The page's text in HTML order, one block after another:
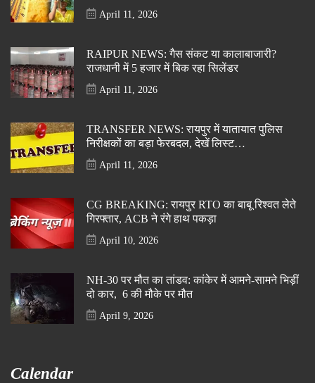
April 11, 2026
RAIPUR NEWS: गैस संकट या कालाबाजारी?
राजधानी में 5 हजार में बिक रहा सिलेंडर
April 11, 2026
TRANSFER NEWS: रायपुर में यातायात पुलिस
निरीक्षकों का बड़ा फेरबदल, देखें लिस्ट…
April 11, 2026
CG BREAKING: रायपुर RTO का बाबू रिश्वत लेते
गिरफ्तार, ACB ने रंगे हाथ पकड़ा
April 10, 2026
NH-30 पर मौत का तांडव: कांकेर में आमने-सामने भिड़ीं
दो कार, 6 की मौके पर मौत
April 9, 2026
Calendar